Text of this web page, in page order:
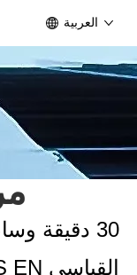
العربية
30 دقيقة
القياسي BS EN